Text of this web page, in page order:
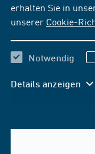
erhalten Sie in
unserer Cookie-
Notwendig
Details anzeigen